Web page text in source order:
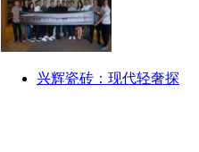
兴辉瓷砖：现代轻奢探